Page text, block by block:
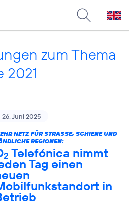
zum Thema
2021
26. Juni 2025
NETZ FÜR STRASSE, SCHIENE UND L
REGIONEN:
2 Telefónica nimmt
Tag einen
in